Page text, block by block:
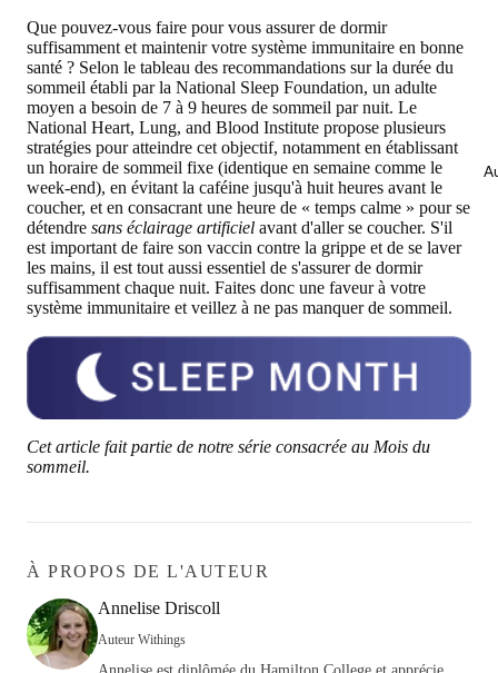
Que pouvez-vous faire pour vous assurer de dormir
suffisamment et maintenir votre système immunitaire en bonne
santé ? Selon le tableau des recommandations sur la durée du
sommeil établi par la National Sleep Foundation, un adulte
moyen a besoin de 7 à 9 heures de sommeil par nuit. Le
National Heart, Lung, and Blood Institute propose plusieurs
stratégies pour atteindre cet objectif, notamment en établissant
un horaire de sommeil fixe (identique en semaine comme le
week-end), en évitant la caféine jusqu'à huit heures avant le
coucher, et en consacrant une heure de « temps calme » pour se
détendre sans éclairage artificiel avant d'aller se coucher. S'il
est important de faire son vaccin contre la grippe et de se laver
les mains, il est tout aussi essentiel de s'assurer de dormir
suffisamment chaque nuit. Faites donc une faveur à votre
système immunitaire et veillez à ne pas manquer de sommeil.
Cet article fait partie de notre série consacrée au Mois du
sommeil.
À PROPOS DE L'AUTEUR
Annelise Driscoll
Auteur Withings